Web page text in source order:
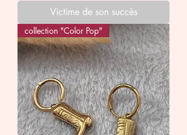
Victime de son succès
collection "Color Pop"